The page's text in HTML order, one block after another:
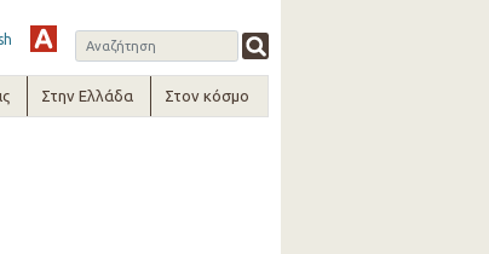
Στην Ελλάδα Στον κόσμο